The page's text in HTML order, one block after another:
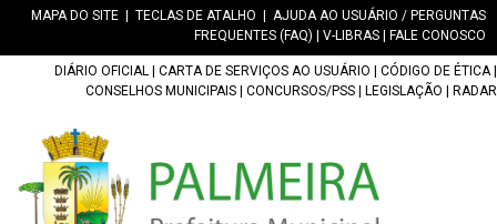
MAPA DO SITE TECLAS DE ATALHO
AJUDA AO USUÁRIO / PERGUNTAS
FREQUENTES (FAQ)
V-LIBRAS FALE CONOSCO
DIÁRIO OFICIAL CARTA DE SERVIÇOS AO USUÁRIO CÓDIGO DE ÉTICA|
CONSELHOS MUNICIPAIS
CONCURSOS/PSS LEGISLAÇÃO RADAR